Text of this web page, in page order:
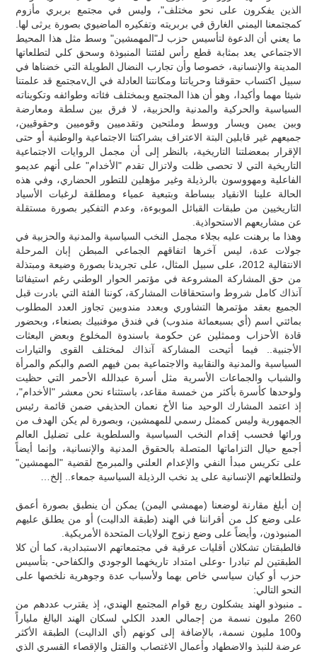
الذين يفكرون على نحو مختلف"، وليس في مجتمع بربري مأزوم
كمجتمعنا اليمني الغارق في بربريته وتفكيره الماضيوي بصورة يرثى لها.
ما يعني أن الدعوة لتأسيس حزب لـ"المهمشين" وسط مثل هذا المحيط
الاجتماعي يعد بمثابة قطع رأس لفئتنا المنبوذة وسحق كلي لتطلعاتها
المدينة والإنسانية، خصوصا وأن تجارب النضال الطويلة التي خضناها في
سبيل اكتساب حقوقنا وحرياتنا ومكانتنا العادلة في الvمجتمع قد علمتنا
شيئا مهما وأكيدا، وهو أن هذا المجتمع وبمختلف فئاته وطوائفه وتكويناته
السياسية والحركية والمدنية والحزبية، لا فرق بين سلطة ومعارضة
وبين يمين ويسار ووسط وملتحين وتقدميين وقوميين وحقوقيين،
جميعهم غير قابلين البتة الاعتراف بشراكتنا الاجتماعية والوطنية أو حتى
الإقرار بمعضلتنا التاريخية، بالنظر إلى أن مجمل الروايات الاجتماعية
التاريخية التي لا تحصى ظلت ولاتزال تقدم "الأخدام" على أنهم عديمو
الفاعلية ومهووسون بالرذيلة وغير مؤهلين للتطور الحضاري، وفي هذه
الحالة علينا الانقياد ببساطة وبتبعية عمياء ومطلقة لرغبات الأسياد
التاريخيين من طبقات القبائل الموبوءة، وعدم التفكير بصورة مستقلة
عن مشاريعهم الاستحواذية.
وهذا ما برهنت عليه بجلاء مجمل النخب السياسية والمدنية والحزبية في
جولات عدة، ليس آخرها اتفاقهم الجماعي المبطن إبان المرحلة
الانتقالية 2012، على سبيل المثال، على تجريدنا بصورة وضيعة ومبتذلة
من حق المشاركة المشروعة في مؤتمر الحوار الوطني رغم استيفائنا
آنذاك كامل شروط واستحقاقات المشاركة، كوننا الفئة التي بادرت قبل
الجميع بعقد مؤتمرها التشاوري وبعدد مندوبين تجاوز العدد المطلوب
بمائتي اسم (أي بسبعمائة مندوب) في فندق موفنبيك بصنعاء، وبحضور
قادة الأحزاب وممثلين عن حكومة باسندوة المخلوع وبعض البعثات
الأجنبية.. فيما أتيحت المشاركة آنذاك لمختلف القوى والتيارات
السياسية والمدنية والنقابية والاجتماعية بمن فيهم الصم والبكم والمرأة
والشباب والجماعات الأسرية مثل أسرة عبدالله الأحمر التي حظيت
ولوحدها كأسرة بأكثر من خمسة مقاعد، باستثناء نحن معشر "الأخدام"،
إذ اعتمد المشارك الوحيد منا الأخ نعمان الحذيفي ضمن قائمة رئيس
الجمهورية وليس كممثل رسمي للمهمشين، وبصورة لم يكن الهدف من
ورائها فحسب إقدام النخب السياسية والسلطوية على تضليل العالم
أجمع حيال التزاماتها المتصلة بالحقوق المدنية والإنسانية، وإنما أيضاً
على تكريس مبدأ النفي والإعدام العلني والمبرمج لقضية "المهمشين"
ولتطلعاتهم الإنسانية على يد نخب الرذيلة السياسية جمعاء.. إلخ…
إن أبلغ مقارنة لوضعنا (مهمشي اليمن) يمكن أن ينطبق بصورة أعمق
على وضع كل من أقراننا في الهند (طبقة الداليت) أو من يطلق عليهم
المنبوذون، وأيضاً على وضع زنوج الولايات المتحدة الأمريكية.
فالطبقتان تشكلان أقليات عرقية في مجتمعاتهم الاستبدادية، كما أن كلا
الطبقتين لم تبادرا -وعلى امتداد تاريخهما الوجودي والكفاحي- بتأسيس
حزب أو كيان سياسي خاص بهما ولأسباب عدة وجوهرية نلخصها على
النحو التالي:
ـ منبوذو الهند يشكلون ربع قوام المجتمع الهندي، إذ يقترب عددهم من
260 مليون نسمة من إجمالي العدد الكلي لسكان الهند البالغ ملياراً
و100 مليون نسمة، بالإضافة إلى كونهم (أي الداليت) الطبقة الأكثر
عرضة للنبذ والاضطهاد وأعمال الاغتصاب والقتل والإقصاء القسري الذي